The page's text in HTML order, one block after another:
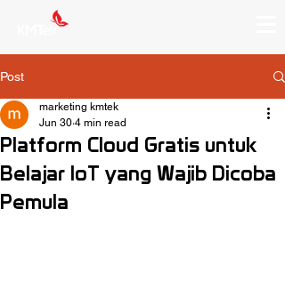
Post
Platform Cloud Gratis untuk
Belajar IoT yang Wajib Dicoba
Pemula
marketing kmtek
Jun 30 4 min read